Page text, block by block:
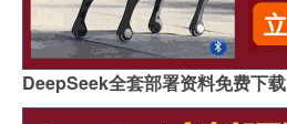
DeepSeek全套部署资料免费下载